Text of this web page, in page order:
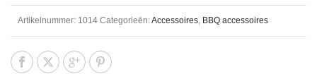
Artikelnummer: 1014 Categorieën:Accessoires, BBQ accessoires